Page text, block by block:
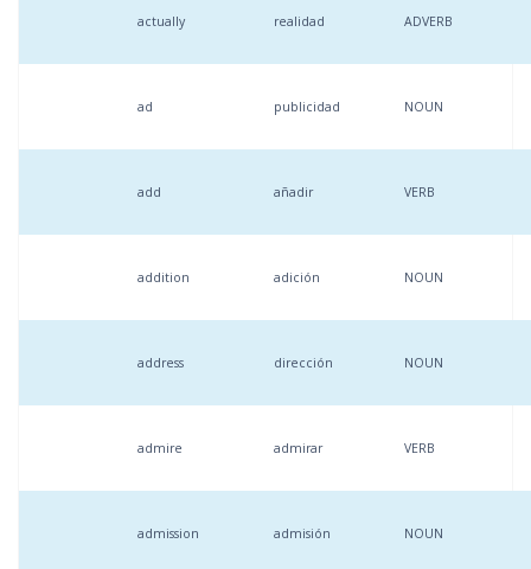
actually realidad ADVERB
ad publicidad NOUN
add añadir VERB
addition adición NOUN
address dirección NOUN
admire admirar VERB
admission admisión NOUN